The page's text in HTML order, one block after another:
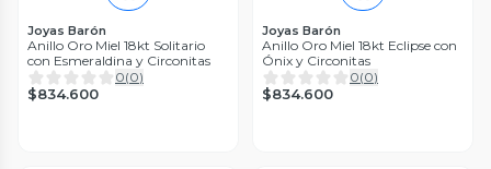
Joyas Barón
Anillo Oro Miel 18kt Solitario
con Esmeraldina y Circonitas
0(0)
$834.600
Joyas Barón
Anillo Oro Miel 18kt Eclipse con
Ónix y Circonitas
0(0)
$834.600